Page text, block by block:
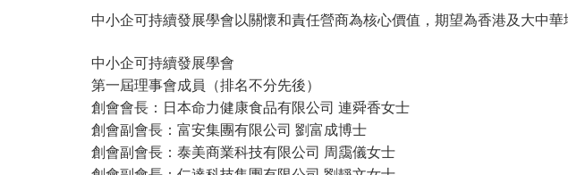
中小企可持續發展學會以關懷和責任營商為核心價值，期望為香港及大中
中小企可持續發展學會
第一屆理事會成員（排名不分先後）
創會會長：日本命力健康食品有限公司 連舜香女士
創會副會長：富安集團有限公司 劉富成博士
創會副會長：泰美商業科技有限公司 周靄儀女士